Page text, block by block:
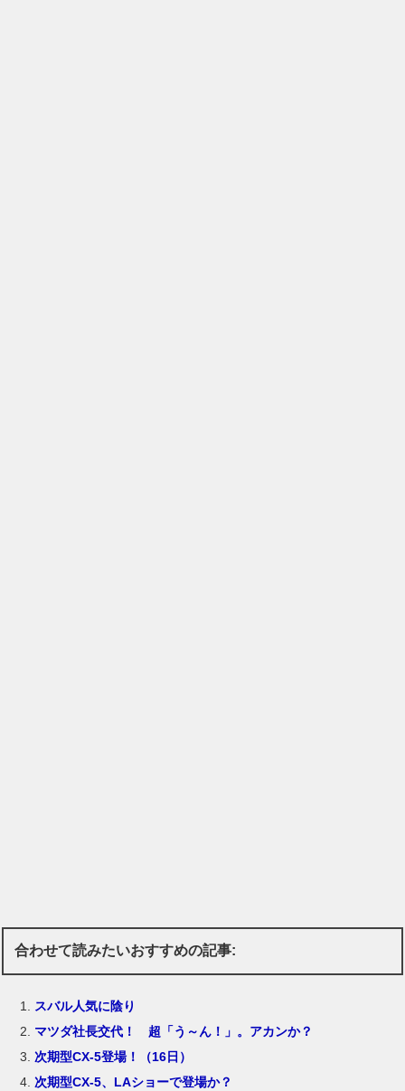
合わせて読みたいおすすめの記事:
スバル人気に陰り
マツダ社長交代！ 超「う～ん！」。アカンか？
次期型CX-5登場！（16日）
次期型CX-5、LAショーで登場か？